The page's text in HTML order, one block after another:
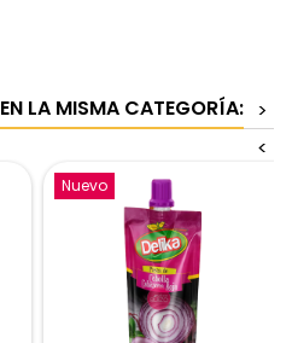
LA MISMA CATEGORÍA: >
<
Nuevo